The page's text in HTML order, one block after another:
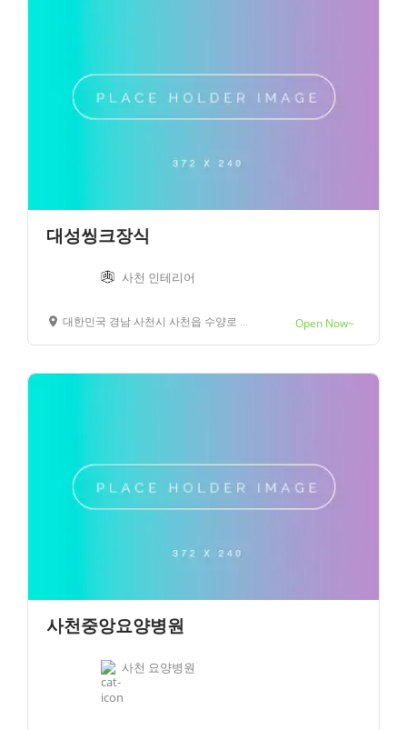
대성씽크장식
사천 인테리어
대한민국 경남 사천시 사천읍 수양로 45 Open Now~
사천중앙요양병원
사천 요양병원